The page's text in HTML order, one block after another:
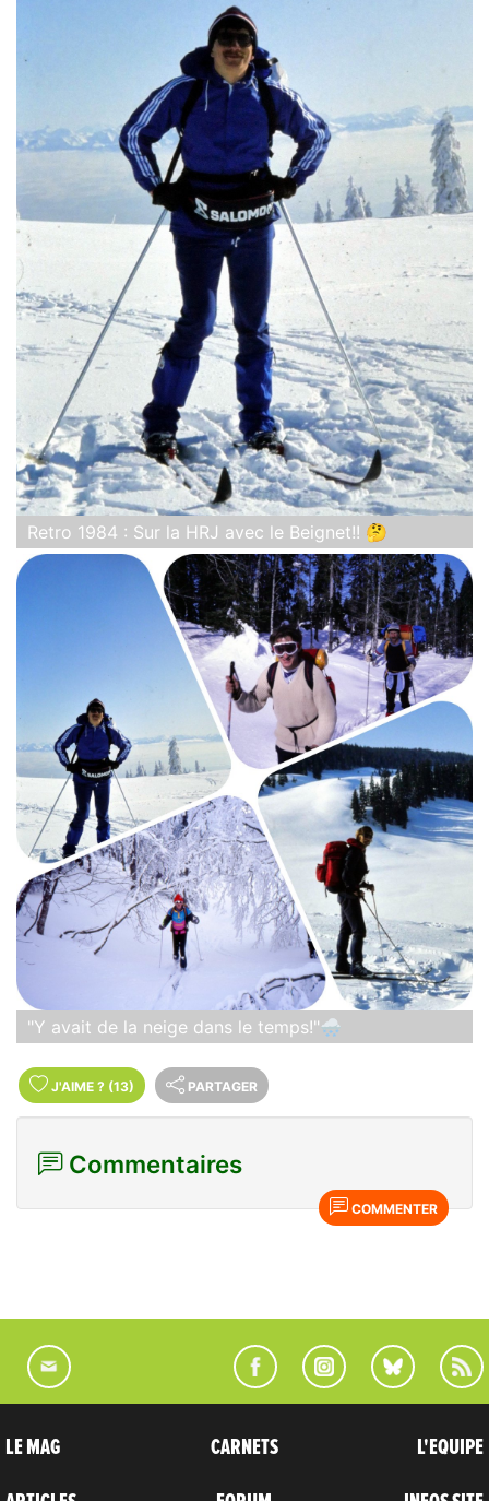
Retro 1984 : Sur la HRJ avec le Beignet!! 🤔
"Y avait de la neige dans le temps!"🌨
J'AIME ? (13) PARTAGER
Commentaires
COMMENTER
LE MAG CARNETS L'EQUIPE